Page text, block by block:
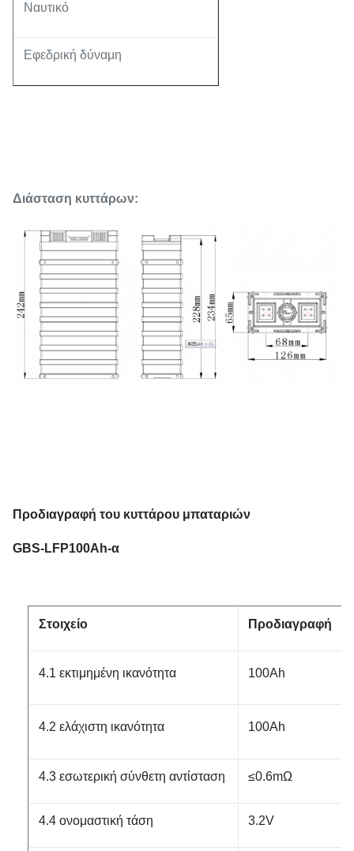
Ναυτικό
Εφεδρική δύναμη
Διάσταση κυττάρων:
Προδιαγραφή του κυττάρου μπαταριών
GBS-LFP100Ah-α
Στοιχείο Προδιαγραφή
4.1 εκτιμημένη ικανότητα 100Ah
4.2 ελάχιστη ικανότητα 100Ah
4.3 εσωτερική σύνθετη αντίσταση ≤0.6mΩ
4.4 ονομαστική τάση 3.2V